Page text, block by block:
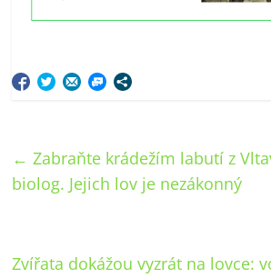
← Zabraňte krádežím labutí z
biolog. Jejich lov je nezákonný
Zvířata dokážou vyzrát na lovce: